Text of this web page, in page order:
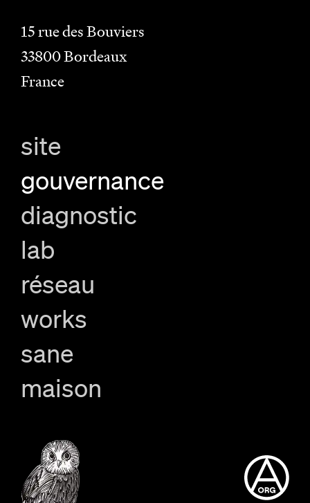
15 rue des Bouviers
33800Bordeaux
France
site
gouvernance
diagnostic
lab
réseau
works
sane
maison